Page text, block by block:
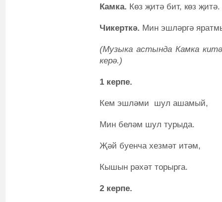
Камка. Көз җитә бит, көз
Чикерткә. Мин эшләргә
(Музыка астында Камка
керә.)
1 керпе.
Кем эшләми шул ашамый,
Мин беләм шул турыда.
Җәй буенча хезмәт итәм,
Кышын рәхәт торырга.
2 керпе.